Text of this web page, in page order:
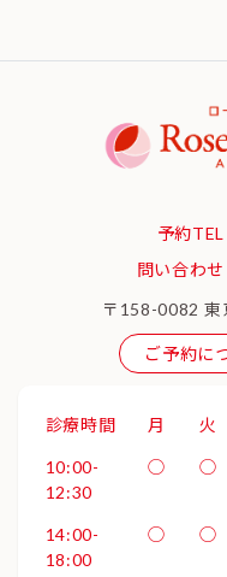
予約TEL
問い合わせ
〒158-0082
ご予約に
診療時間 月 火
10:00-
12:30
◯ ◯
14:00-
18:00
◯ ◯